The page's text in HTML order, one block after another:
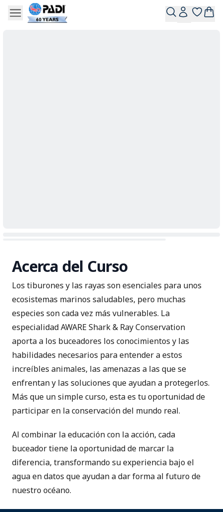
Acerca del Curso
Los tiburones y las rayas son esenciales para unos
ecosistemas marinos saludables, pero muchas
especies son cada vez más vulnerables. La
especialidad AWARE Shark & Ray Conservation
aporta a los buceadores los conocimientos y las
habilidades necesarios para entender a estos
increíbles animales, las amenazas a las que se
enfrentan y las soluciones que ayudan a protegerlos.
Más que un simple curso, esta es tu oportunidad de
participar en la conservación del mundo real.
Al combinar la educación con la acción, cada
buceador tiene la oportunidad de marcar la
diferencia, transformando su experiencia bajo el
agua en datos que ayudan a dar forma al futuro de
nuestro océano.